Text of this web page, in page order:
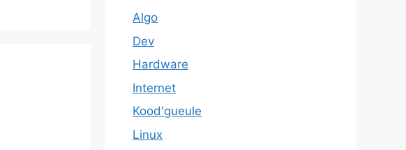
Algo
Dev
Hardware
Internet
Kood'gueule
Linux